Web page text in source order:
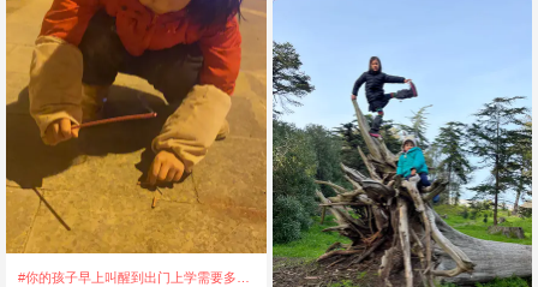
#你的孩子早上叫醒到出门上学需要多少